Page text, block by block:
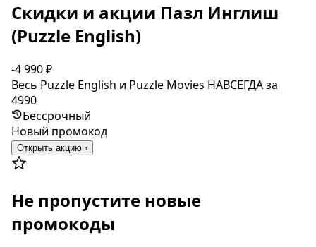
Скидки и акции Пазл Инглиш
(Puzzle English)
-4 990 ₽
Весь Puzzle English и Puzzle Movies НАВСЕГДА за
4990
Бессрочный
Новый промокод
Открыть акцию ›
Не пропустите новые
промокоды